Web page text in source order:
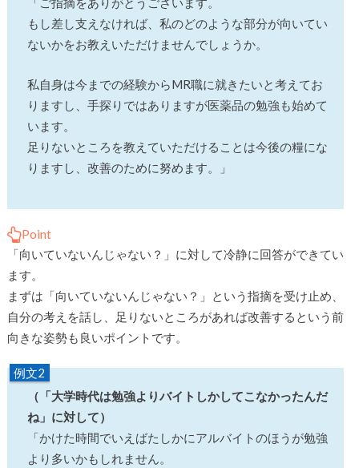
もし差し支えなければ、私のどのような部分が向いてい
ないかをお教えいただけませんでしょうか。
私自身は今までの経験からMR職に就きたいと考えてお
りますし、手探りではありますが医薬品の勉強も始めて
います。
足りないところを教えていただけることは今後の糧にな
りますし、改善のために努めます。」
Point
「向いていないんじゃない？」に対して冷静に回答ができてい
ます。
まずは「向いていないんじゃない？」という指摘を受け止め、
自分の考えを話し、足りないところがあれば改善するという前
向きな姿勢も良いポイントです。
例文2
（「大学時代は勉強よりバイトしかしてこなかったんだ
ね」に対して）
「かけた時間でいえばたしかにアルバイトのほうが勉強
より多いかもしれません。